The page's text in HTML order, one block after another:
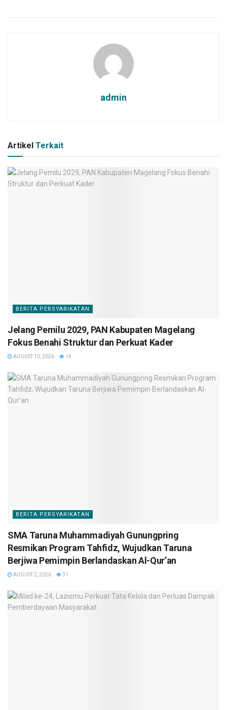
admin
Artikel Terkait
BERITA PERSYARIKATAN
Jelang Pemilu 2029, PAN Kabupaten Magelang
Fokus Benahi Struktur dan Perkuat Kader
AUGUST 10, 2026 14
BERITA PERSYARIKATAN
SMA Taruna Muhammadiyah Gunungpring
Resmikan Program Tahfidz, Wujudkan Taruna
Berjiwa Pemimpin Berlandaskan Al-Qur’an
AUGUST 2, 2026 31